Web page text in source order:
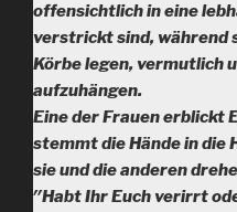
offensichtlich in eine
verstrickt sind, während
Körbe legen, vermutlich
aufzuhängen.
Eine der Frauen erblickt
stemmt die Hände in die
sie und die anderen
″Habt Ihr Euch verirrt